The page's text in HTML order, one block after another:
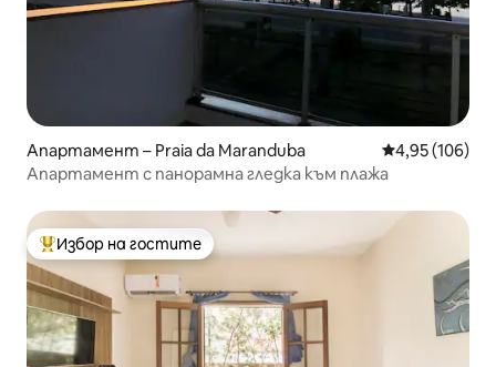
Апартамент – Praia da Maranduba Средна
4,95 (106)
Апартамент с панорамна гледка към плажа
Най-популярен избор на гостите
Избор на гостите